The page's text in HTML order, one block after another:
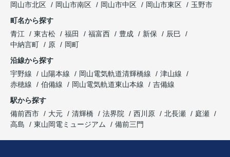
岡山市北区
岡山市南区 岡山市中区 岡山市東区
玉野市
町名から探す
青江
東古松 福田 福富西 豊成 新保
辰巳
中納言町
原
岡町
沿線から探す
宇野線
山陽本線 岡山電気軌道清輝橋線
津山線
赤穂線
伯備線 岡山電気軌道東山本線
吉備線
駅から探す
備前西市
大元 清輝橋 法界院 西川原 北長瀬
庭瀬
高島
東山岡電ミュージアム 備前三門